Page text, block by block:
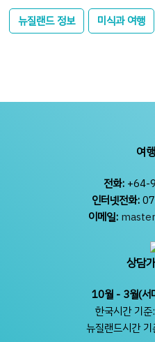
뉴질랜드 정보 미식과 여행
여
전화:+64-
인터넷전화:
이메일:
상담
10월 - 3월(서
한국시간 기
뉴질랜드시간